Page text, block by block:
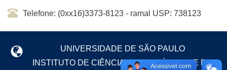
Telefone: (0xx16)3373-8123 - ramal USP: 738123
UNIVERSIDADE DE SÃO PAULO
INSTITUTO DE CIÊNCIAS MATEMÁTICAS E DE